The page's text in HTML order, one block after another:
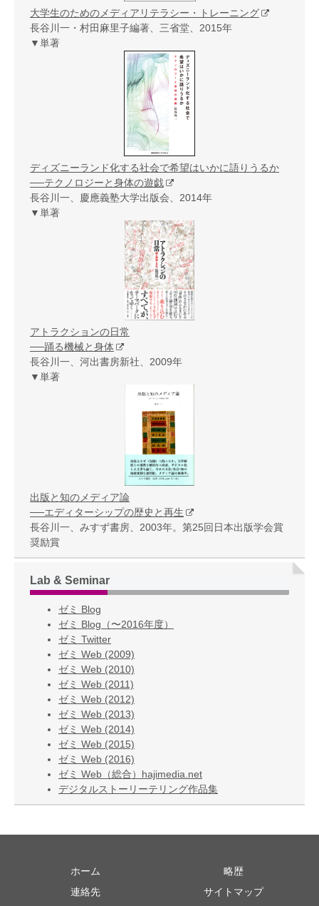
大学生のためのメディアリテラシー・トレーニング
長谷川一・村田麻里子編著、三省堂、2015年
▼単著
ディズニーランド化する社会で希望はいかに語りうるか
──テクノロジーと身体の遊戯
長谷川一、慶應義塾大学出版会、2014年
▼単著
アトラクションの日常
──踊る機械と身体
長谷川一、河出書房新社、2009年
▼単著
出版と知のメディア論
──エディターシップの歴史と再生
長谷川一、みすず書房、2003年。第25回日本出版学会賞
奨励賞
Lab & Seminar
ゼミ Blog
ゼミ Blog（〜2016年度）
ゼミ Twitter
ゼミ Web (2009)
ゼミ Web (2010)
ゼミ Web (2011)
ゼミ Web (2012)
ゼミ Web (2013)
ゼミ Web (2014)
ゼミ Web (2015)
ゼミ Web (2016)
ゼミ Web（総合）hajimedia.net
デジタルストーリーテリング作品集
ホーム
略歴
連絡先
サイトマップ